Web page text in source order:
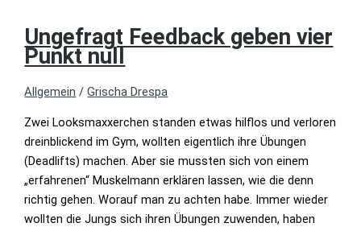
Ungefragt Feedback geben vier
Punkt null
Allgemein /Grischa Drespa
Zwei Looksmaxxerchen standen etwas hilflos und verloren
dreinblickend im Gym, wollten eigentlich ihre Übungen
(Deadlifts) machen. Aber sie mussten sich von einem
„erfahrenen“ Muskelmann erklären lassen, wie die denn
richtig gehen. Worauf man zu achten habe. Immer wieder
wollten die Jungs sich ihren Übungen zuwenden, haben